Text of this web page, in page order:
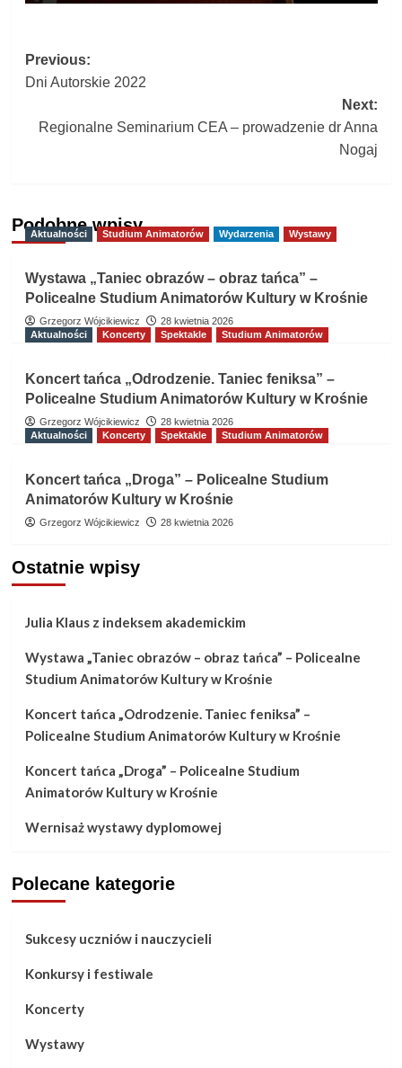
Post
navigation
Previous:
Dni Autorskie 2022
Next:
Regionalne Seminarium CEA – prowadzenie dr Anna
Nogaj
Podobne wpisy
Aktualności Studium Animatorów Wydarzenia Wystawy
Wystawa „Taniec obrazów – obraz tańca” –
Policealne Studium Animatorów Kultury w Krośnie
Grzegorz Wójcikiewicz
28 kwietnia 2026
Aktualności
Koncerty Spektakle Studium Animatorów
Koncert tańca „Odrodzenie. Taniec feniksa” –
Policealne Studium Animatorów Kultury w Krośnie
Grzegorz Wójcikiewicz
28 kwietnia 2026
Aktualności
Koncerty Spektakle Studium Animatorów
Koncert tańca „Droga” – Policealne Studium
Animatorów Kultury w Krośnie
Grzegorz Wójcikiewicz 28 kwietnia 2026
Ostatnie wpisy
Julia Klaus z indeksem akademickim
Wystawa „Taniec obrazów – obraz tańca” – Policealne
Studium Animatorów Kultury w Krośnie
Koncert tańca „Odrodzenie. Taniec feniksa” –
Policealne Studium Animatorów Kultury w Krośnie
Koncert tańca „Droga” – Policealne Studium
Animatorów Kultury w Krośnie
Wernisaż wystawy dyplomowej
Polecane kategorie
Sukcesy uczniów i nauczycieli
Konkursy i festiwale
Koncerty
Wystawy